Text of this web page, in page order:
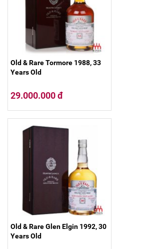
Old & Rare Tormore 1988, 33
Years Old
29.000.000 đ
Old & Rare Glen Elgin 1992, 30
Years Old